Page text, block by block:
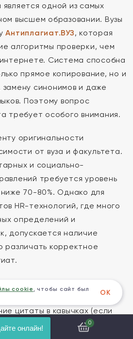
одной из самых
высшем образовании. Вузы
Антиплагиат.ВУЗ, которая
алгоритмы проверки, чем
Система способна
прямое копирование, но и
синонимов и даже
Поэтому вопрос
требует особого внимания.
оригинальности
от вуза и факультета.
и социально-
требуется уровень
70-80%. Однако для
HR-технологий, где много
определений и
допускается наличие
различать корректное
предполагает
источника в квадратных
цитаты в кавычках (если
цитирования не должен
0
cookie , чтобы сайт был
ОК
онлайн!